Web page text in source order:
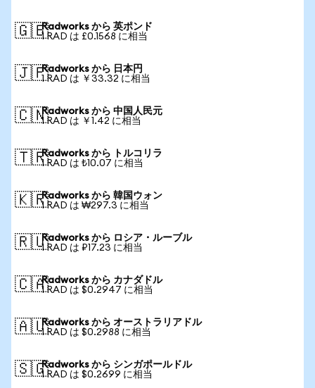
🇬🇧Radworks から 英ポンド
1 RAD は £0.1568 に相当
🇯🇵Radworks から 日本円
1 RAD は ￥33.32 に相当
🇨🇳Radworks から 中国人民元
1 RAD は ￥1.42 に相当
🇹🇷Radworks から トルコリラ
1 RAD は ₺10.07 に相当
🇰🇷Radworks から 韓国ウォン
1 RAD は ₩297.3 に相当
🇷🇺Radworks から ロシア・ルーブル
1 RAD は ₽17.23 に相当
🇨🇦Radworks から カナダドル
1 RAD は $0.2947 に相当
🇦🇺Radworks から オーストラリアドル
1 RAD は $0.2988 に相当
🇸🇬Radworks から シンガポールドル
1 RAD は $0.2699 に相当